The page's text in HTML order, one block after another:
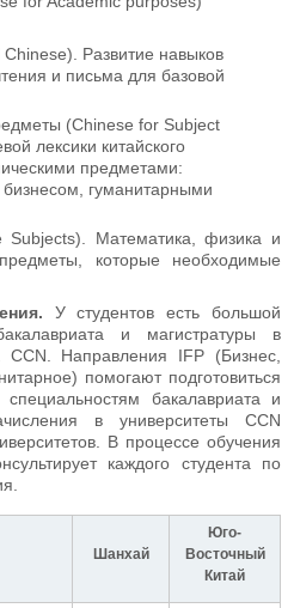
Развитие навыков
и письма для базовой
(Chinese for Subject
лексики китайского
предметами:
гуманитарными
Математика, физика и
предметы, которые необходимые
У студентов есть большой
и магистратуры в
CCN. Направления IFP (Бизнес,
помогают подготовиться
бакалавриата и
в университеты CCN
В процессе обучения
каждого студента по
Шанхай
Юго-
Восточный
Китай